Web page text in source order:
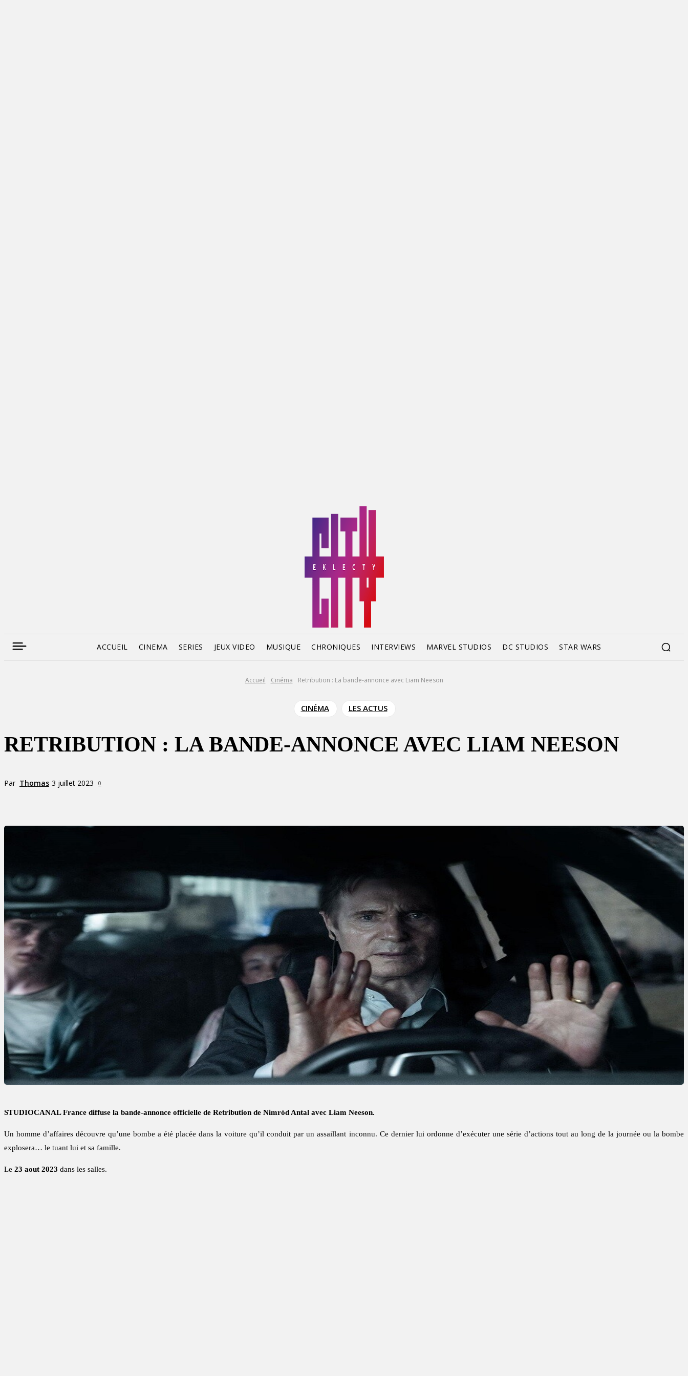
ACCUEIL CINEMA SERIES JEUX VIDEO MUSIQUE CHRONIQUES INTERVIEWS MARVEL STUDIOS DC STUDIOS STAR WARS
Accueil Cinéma Retribution : La bande-annonce avec Liam Neeson
CINÉMA LES ACTUS
RETRIBUTION : LA BANDE-ANNONCE AVEC LIAM NEESON
Par Thomas 3 juillet 2023 0
STUDIOCANAL France diffuse la bande-annonce officielle de Retribution de Nimród Antal avec Liam Neeson.
Un homme d’affaires découvre qu’une bombe a été placée dans la voiture qu’il conduit par un assaillant inconnu. Ce dernier lui ordonne d’exécuter une série d’actions tout au long de la journée ou la bombe
explosera… le tuant lui et sa famille.
Le 23 aout 2023 dans les salles.